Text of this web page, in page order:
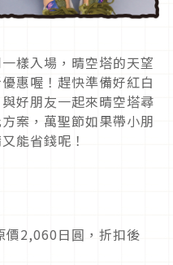
樣入場，晴空塔的天望
惠喔！趕快準備好紅白
好朋友一起來晴空塔尋
案，萬聖節如果帶小朋
能省錢呢！
2,060日圓，折扣後